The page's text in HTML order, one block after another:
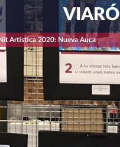
VIARÓ
Artística 2020: Nueva Auca